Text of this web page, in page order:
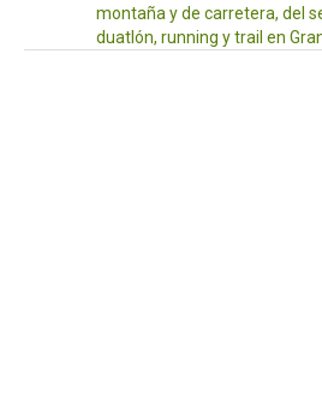
montaña y de carretera, del
duatlón, running y trail en